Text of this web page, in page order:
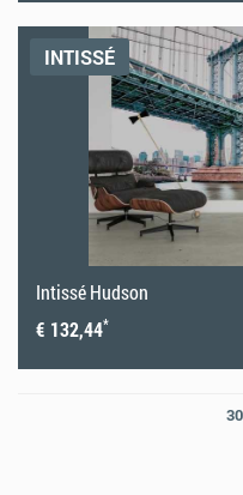
INTISSÉ
Intissé Hudson
€ 132,44*